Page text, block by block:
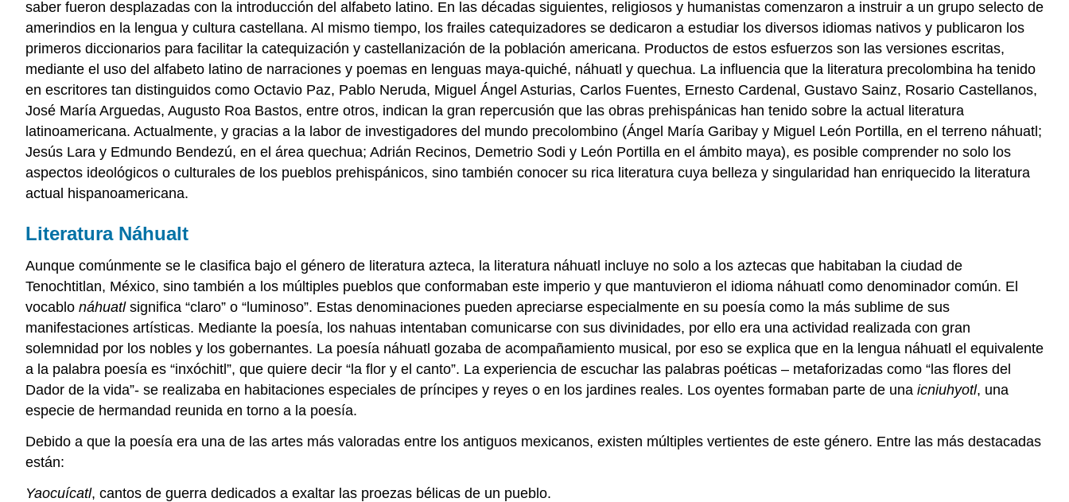
saber fueron desplazadas con la introducción del alfabeto latino. En las décadas siguientes, religiosos y humanistas comenzaron a instruir a un grupo selecto de
amerindios en la lengua y cultura castellana. Al mismo tiempo, los frailes catequizadores se dedicaron a estudiar los diversos idiomas nativos y publicaron los
primeros diccionarios para facilitar la catequización y castellanización de la población americana. Productos de estos esfuerzos son las versiones escritas,
mediante el uso del alfabeto latino de narraciones y poemas en lenguas maya-quiché, náhuatl y quechua. La influencia que la literatura precolombina ha tenido
en escritores tan distinguidos como Octavio Paz, Pablo Neruda, Miguel Ángel Asturias, Carlos Fuentes, Ernesto Cardenal, Gustavo Sainz, Rosario Castellanos,
José María Arguedas, Augusto Roa Bastos, entre otros, indican la gran repercusión que las obras prehispánicas han tenido sobre la actual literatura
latinoamericana. Actualmente, y gracias a la labor de investigadores del mundo precolombino (Ángel María Garibay y Miguel León Portilla, en el terreno náhuatl;
Jesús Lara y Edmundo Bendezú, en el área quechua; Adrián Recinos, Demetrio Sodi y León Portilla en el ámbito maya), es posible comprender no solo los
aspectos ideológicos o culturales de los pueblos prehispánicos, sino también conocer su rica literatura cuya belleza y singularidad han enriquecido la literatura
actual hispanoamericana.
Literatura Náhualt
Aunque comúnmente se le clasifica bajo el género de literatura azteca, la literatura náhuatl incluye no solo a los aztecas que habitaban la ciudad de
Tenochtitlan, México, sino también a los múltiples pueblos que conformaban este imperio y que mantuvieron el idioma náhuatl como denominador común. El
vocablo náhuatlsignifica “claro” o “luminoso”. Estas denominaciones pueden apreciarse especialmente en su poesía como la más sublime de sus
manifestaciones artísticas. Mediante la poesía, los nahuas intentaban comunicarse con sus divinidades, por ello era una actividad realizada con gran
solemnidad por los nobles y los gobernantes. La poesía náhuatl gozaba de acompañamiento musical, por eso se explica que en la lengua náhuatl el equivalente
a la palabra poesía es “inxóchitl”, que quiere decir “la flor y el canto”. La experiencia de escuchar las palabras poéticas – metaforizadas como “las flores del
Dador de la vida”- se realizaba en habitaciones especiales de príncipes y reyes o en los jardines reales. Los oyentes formaban parte de una icniuhyotl, una
especie de hermandad reunida en torno a la poesía.
Debido a que la poesía era una de las artes más valoradas entre los antiguos mexicanos, existen múltiples vertientes de este género. Entre las más destacadas
están:
Yaocuícatl, cantos de guerra dedicados a exaltar las proezas bélicas de un pueblo.